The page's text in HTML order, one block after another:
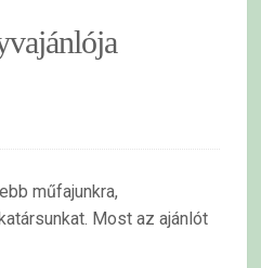
műfajunkra,
Most az ajánlót